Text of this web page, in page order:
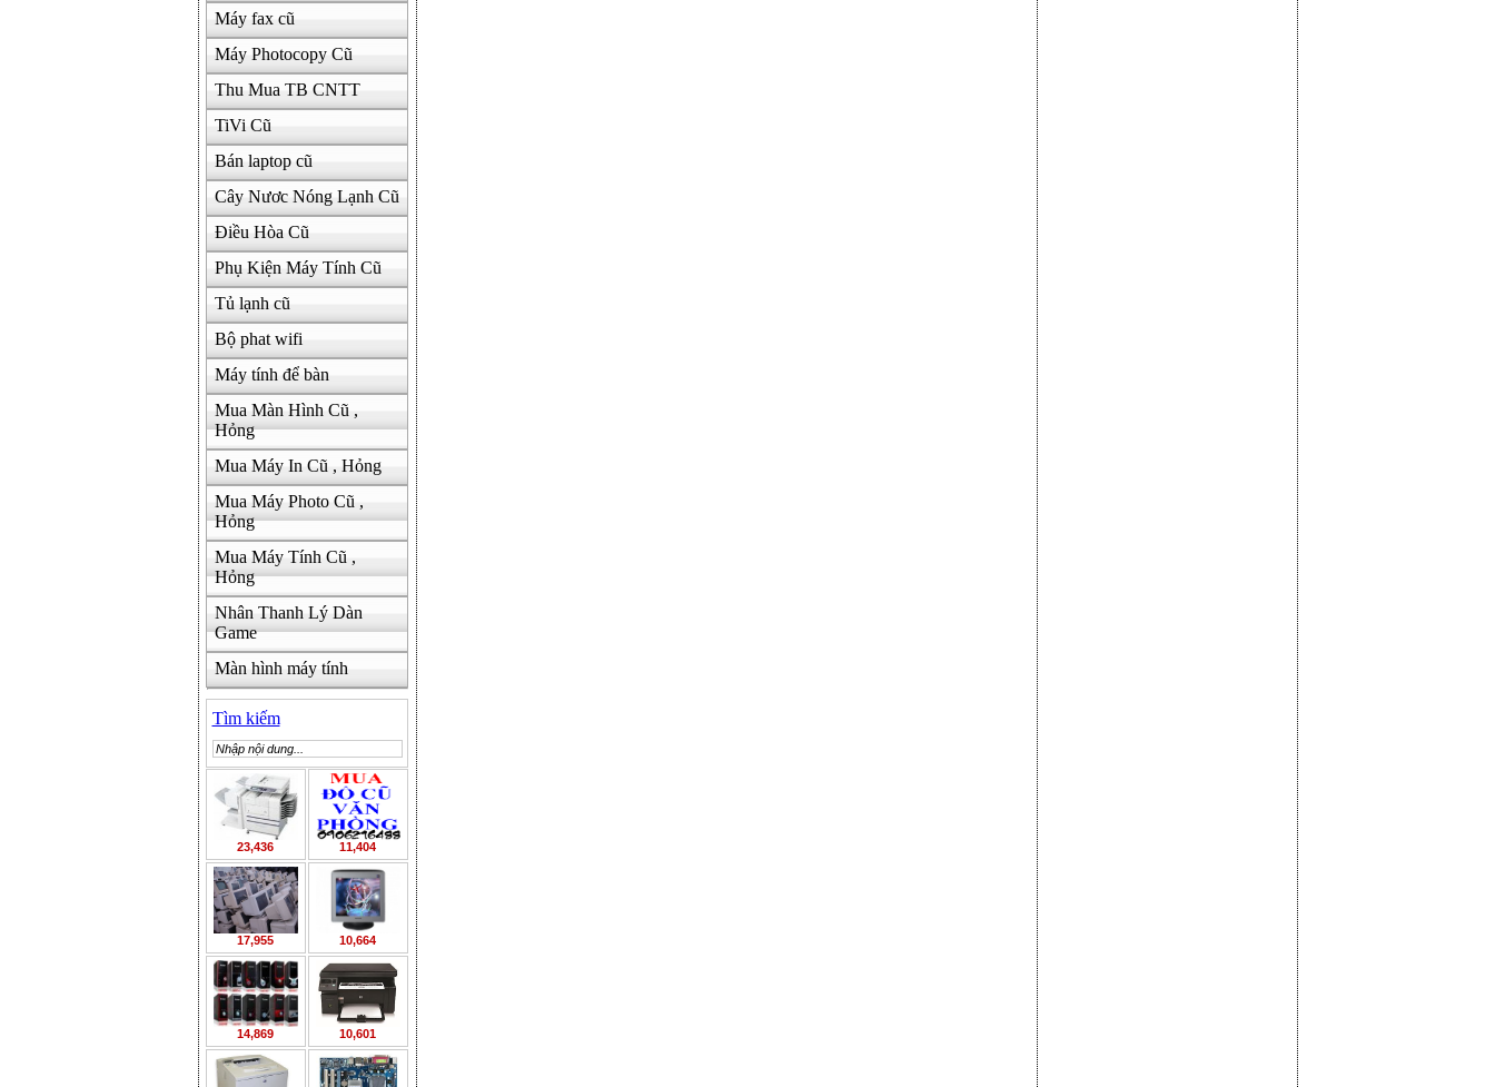
Máy fax cũ
Máy Photocopy Cũ
Thu Mua TB CNTT
TiVi Cũ
Bán laptop cũ
Cây Nươc Nóng Lạnh Cũ
Điều Hòa Cũ
Phụ Kiện Máy Tính Cũ
Tủ lạnh cũ
Bộ phat wifi
Máy tính để bàn
Mua Màn Hình Cũ ,
Hỏng
Mua Máy In Cũ , Hỏng
Mua Máy Photo Cũ ,
Hỏng
Mua Máy Tính Cũ ,
Hỏng
Nhân Thanh Lý Dàn
Game
Màn hình máy tính
Tìm kiếm
23,436 11,404
17,955 10,664
14,869 10,601